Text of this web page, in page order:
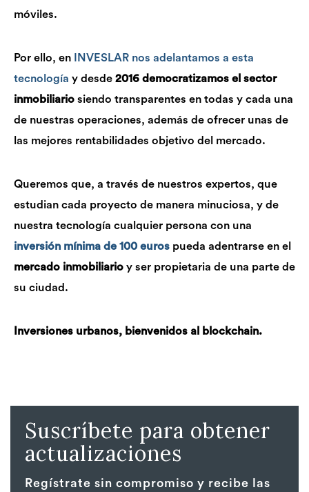
móviles.
Por ello, en
INVESLAR nos adelantamos a esta
tecnología y desde 2016 democratizamos el sector
inmobiliario siendo transparentes en todas y cada una
de nuestras operaciones, además de ofrecer unas de
las mejores rentabilidades objetivo del mercado.
Queremos que, a través de nuestros expertos, que
estudian cada proyecto de manera minuciosa, y de
nuestra tecnología cualquier persona con una
inversión mínima de 100 euros pueda adentrarse en el
mercado inmobiliario y ser propietaria de una parte de
su ciudad.
Inversiones urbanos, bienvenidos al blockchain.
Suscríbete para obtener
actualizaciones
Regístrate sin compromiso y recibe las